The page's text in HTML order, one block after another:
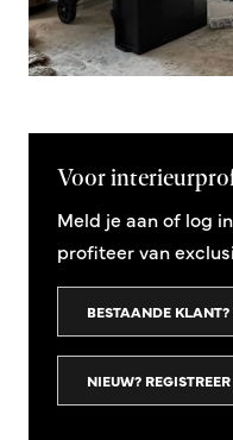
Voor
Meld je aan of log
profiteer van
BESTAANDE
NIEUW?